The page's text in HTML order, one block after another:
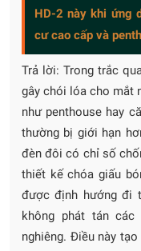
HD-2 này khi ứng
cư cao cấp và
Trả lời: Trong trắc
gây chói lóa cho mắt
như penthouse hay
thường bị giới hạn
đèn đôi có chỉ số
thiết kế chóa giấu
được định hướng đi
không phát tán
nghiêng. Điều này